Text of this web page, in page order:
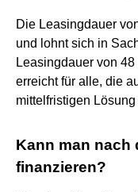
Die Leasingdauer
und lohnt sich in
Leasingdauer von
erreicht für alle, die
mittelfristigen Lösung
Kann man nach
finanzieren?